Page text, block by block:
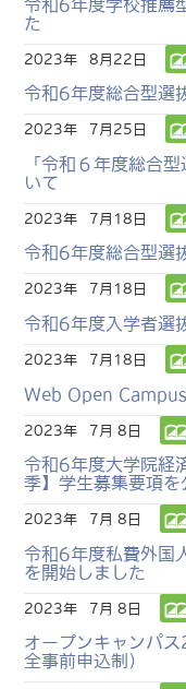
令和6年度学校推薦
た
2023年 8月22日
令和6年度総合型選
2023年 7月25日
「令和６年度総合
いて
2023年 7月18日
令和6年度総合型選
2023年 7月18日
令和6年度入学者選
2023年 7月18日
Web Open
2023年 7月 8日
令和6年度大学院経
季】学生募集要項を
2023年 7月 8日
令和6年度私費外国
を開始しました
2023年 7月 8日
オープンキャンパ
全事前申込制）